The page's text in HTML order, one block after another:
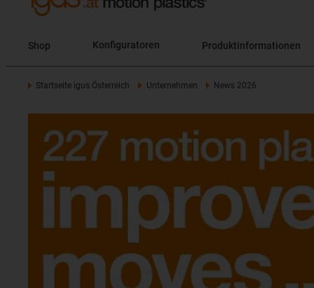
Shop Konfiguratoren Produktinformationen
Startseite igus Österreich Unternehmen News 2026